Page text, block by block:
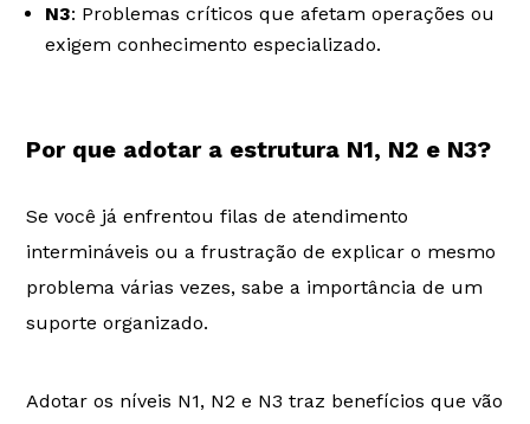
N3: Problemas críticos que afetam operações ou
exigem conhecimento especializado.
Por que adotar a estrutura N1, N2 e N3?
Se você já enfrentou filas de atendimento
intermináveis ou a frustração de explicar o mesmo
problema várias vezes, sabe a importância de um
suporte organizado.
Adotar os níveis N1, N2 e N3 traz benefícios que vão